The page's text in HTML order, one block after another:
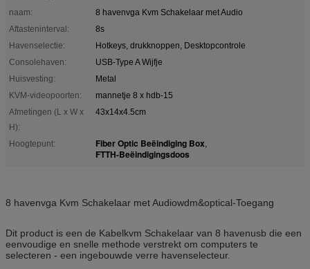
naam:
8 havenvga Kvm Schakelaar met Audio
Aftasteninterval:
8s
Havenselectie:
Hotkeys, drukknoppen, Desktopcontrole
Consolehaven:
USB-Type A Wijfje
Huisvesting:
Metal
KVM-videopoorten:
mannetje 8 x hdb-15
Afmetingen (L x W x
H):
43x14x4.5cm
Hoogtepunt: Fiber Optic Beëindiging Box,
FTTH-Beëindigingsdoos
8 havenvga Kvm Schakelaar met Audiowdm&optical-Toegang
Dit product is een de Kabelkvm Schakelaar van 8 havenusb die een
eenvoudige en snelle methode verstrekt om computers te
selecteren - een ingebouwde verre havenselecteur.